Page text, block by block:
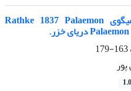
مطالعه ریخت شناسی دو گونه میگوی Rathke 1837 Palaemon
163-179